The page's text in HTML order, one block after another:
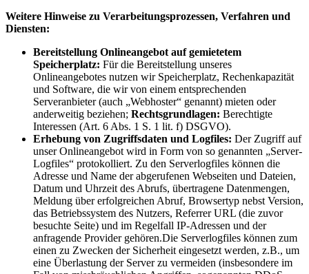
Weitere Hinweise zu Verarbeitungsprozessen, Verfahren und
Diensten:
Bereitstellung Onlineangebot auf gemietetem
Speicherplatz: Für die Bereitstellung unseres
Onlineangebotes nutzen wir Speicherplatz, Rechenkapazität
und Software, die wir von einem entsprechenden
Serveranbieter (auch „Webhoster“ genannt) mieten oder
anderweitig beziehen; Rechtsgrundlagen: Berechtigte
Interessen (Art. 6 Abs. 1 S. 1 lit. f) DSGVO).
Erhebung von Zugriffsdaten und Logfiles: Der Zugriff auf
unser Onlineangebot wird in Form von so genannten „Server-
Logfiles“ protokolliert. Zu den Serverlogfiles können die
Adresse und Name der abgerufenen Webseiten und Dateien,
Datum und Uhrzeit des Abrufs, übertragene Datenmengen,
Meldung über erfolgreichen Abruf, Browsertyp nebst Version,
das Betriebssystem des Nutzers, Referrer URL (die zuvor
besuchte Seite) und im Regelfall IP-Adressen und der
anfragende Provider gehören.Die Serverlogfiles können zum
einen zu Zwecken der Sicherheit eingesetzt werden, z.B., um
eine Überlastung der Server zu vermeiden (insbesondere im